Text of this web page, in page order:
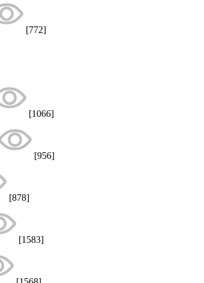
[772]
[1066]
[956]
[878]
[1583]